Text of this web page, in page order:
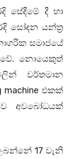
සේදීමේ දී හා
සෝදන යන්ත්‍ර
සමාජයේ
නොයෙකුත්
වර්තමාන
machine එකක්
අවබෝධයක්
17 වැනි